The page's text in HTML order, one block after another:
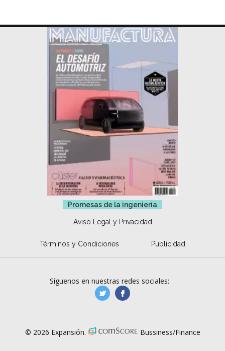
Promesas de la ingeniería
Aviso Legal y Privacidad
Términos y Condiciones Publicidad
Síguenos en nuestras redes sociales:
manufacturaGE
© 2026 Expansión. Bussiness/Finance